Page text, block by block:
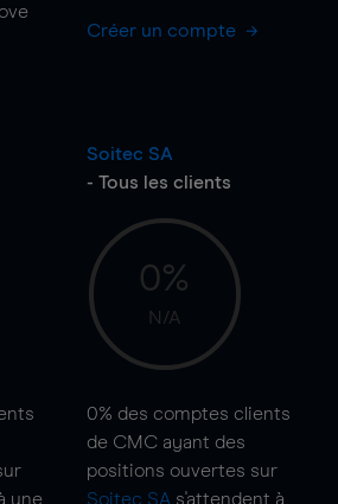
Créer un compte
une
Soitec SA
- Tous les clients
0%
N/A
0% des comptes clients
de CMC ayant des
positions ouvertes sur
Soitec SA s'attendent à